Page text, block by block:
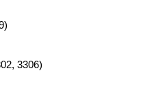
3306)